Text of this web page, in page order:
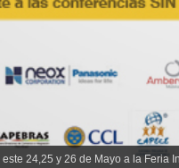
24,25 y 26 de Mayo a la Feria